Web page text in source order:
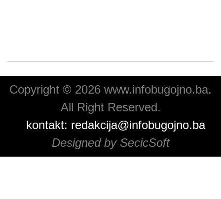
Copyright © 2026 www.infobugojno.ba.
All Right Reserved.
kontakt: redakcija@infobugojno.ba
Designed by SecicSoft